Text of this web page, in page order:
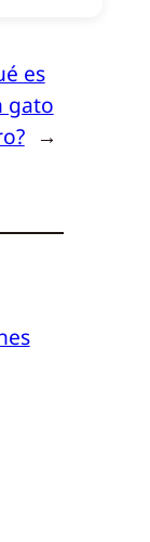
es
gato
→